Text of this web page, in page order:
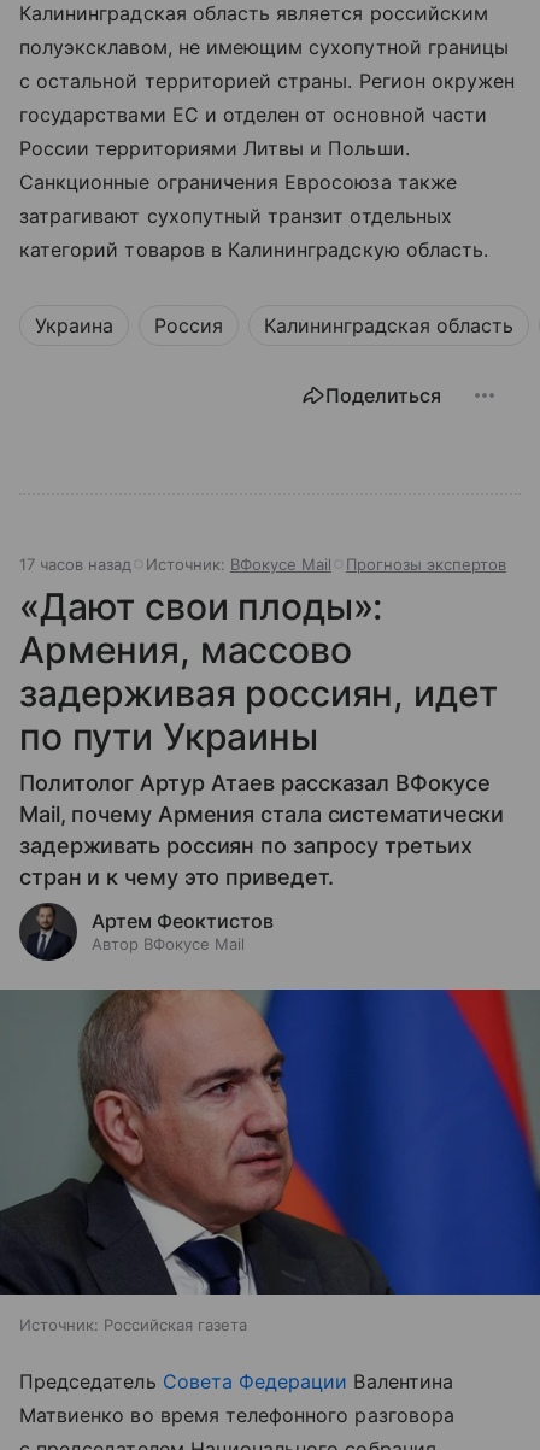
Калининградская область является российским
полуэксклавом, не имеющим сухопутной границы
с остальной территорией страны. Регион окружен
государствами ЕС и отделен от основной части
России территориями Литвы и Польши.
Санкционные ограничения Евросоюза также
затрагивают сухопутный транзит отдельных
категорий товаров в Калининградскую область.
Украина Россия Калининградская область
Поделиться
17 часов назад Источник: ВФокусе Mail Прогнозы экспертов
«Дают свои плоды»:
Армения, массово
задерживая россиян, идет
по пути Украины
Политолог Артур Атаев рассказал ВФокусе
Mail, почему Армения стала систематически
задерживать россиян по запросу третьих
стран и к чему это приведет.
Артем Феоктистов
Автор ВФокусе Mail
Источник: Российская газета
Председатель Совета Федерации Валентина
Матвиенко во время телефонного разговора